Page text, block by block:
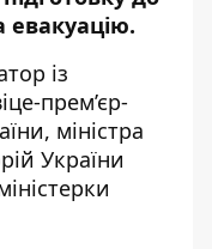
евакуацію.
із
прем’єр-
міністра
України